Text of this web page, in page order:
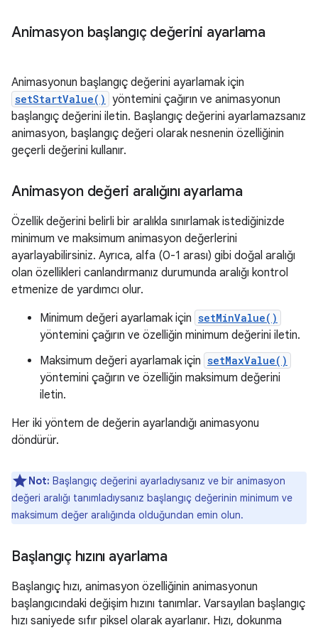
Animasyon başlangıç değerini ayarlama
Animasyonun başlangıç değerini ayarlamak için
setStartValue() yöntemini çağırın ve animasyonun
başlangıç değerini iletin. Başlangıç değerini ayarlamazsanız
animasyon, başlangıç değeri olarak nesnenin özelliğinin
geçerli değerini kullanır.
Animasyon değeri aralığını ayarlama
Özellik değerini belirli bir aralıkla sınırlamak istediğinizde
minimum ve maksimum animasyon değerlerini
ayarlayabilirsiniz. Ayrıca, alfa (0-1 arası) gibi doğal aralığı
olan özellikleri canlandırmanız durumunda aralığı kontrol
etmenize de yardımcı olur.
Minimum değeri ayarlamak için setMinValue()
yöntemini çağırın ve özelliğin minimum değerini iletin.
Maksimum değeri ayarlamak için setMaxValue()
yöntemini çağırın ve özelliğin maksimum değerini
iletin.
Her iki yöntem de değerin ayarlandığı animasyonu
döndürür.
Not: Başlangıç değerini ayarladıysanız ve bir animasyon
değeri aralığı tanımladıysanız başlangıç değerinin minimum ve
maksimum değer aralığında olduğundan emin olun.
Başlangıç hızını ayarlama
Başlangıç hızı, animasyon özelliğinin animasyonun
başlangıcındaki değişim hızını tanımlar. Varsayılan başlangıç
hızı saniyede sıfır piksel olarak ayarlanır. Hızı, dokunma